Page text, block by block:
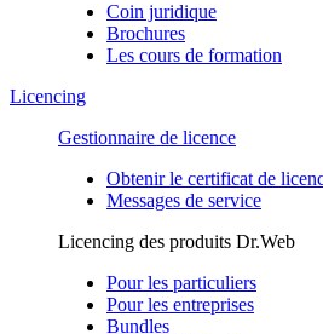
Coin juridique
Brochures
Les cours de formation
Licencing
Gestionnaire de licence
Obtenir le certificat de
Messages de service
Licencing des produits Dr.Web
Pour les particuliers
Pour les entreprises
Bundles